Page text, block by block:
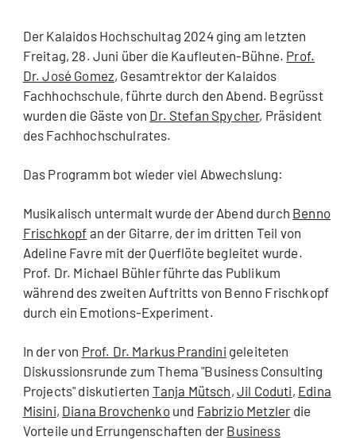
Der Kalaidos Hochschultag 2024 ging am letzten
Freitag, 28. Juni über die Kaufleuten-Bühne. Prof.
Dr. José Gomez, Gesamtrektor der Kalaidos
Fachhochschule, führte durch den Abend. Begrüsst
wurden die Gäste von Dr. Stefan Spycher, Präsident
des Fachhochschulrates.
Das Programm bot wieder viel Abwechslung:
Musikalisch untermalt wurde der Abend durch Benno
Frischkopf an der Gitarre, der im dritten Teil von
Adeline Favre mit der Querflöte begleitet wurde.
Prof. Dr. Michael Bühler führte das Publikum
während des zweiten Auftritts von Benno Frischkopf
durch ein Emotions-Experiment.
In der von Prof. Dr. Markus Prandini geleiteten
Diskussionsrunde zum Thema "Business Consulting
Projects" diskutierten Tanja Mütsch, Jil Coduti, Edina
Misini, Diana Brovchenkound Fabrizio Metzler die
Vorteile und Errungenschaften der Business